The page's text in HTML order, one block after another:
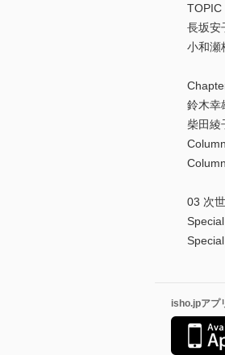
TOPIC
長坂安
小和瀬
鈴木幸
柴田
03 次
isho.jpアプ